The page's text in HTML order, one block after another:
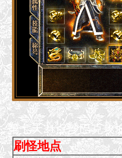
第七天21点沙巴克攻
刷怪地点